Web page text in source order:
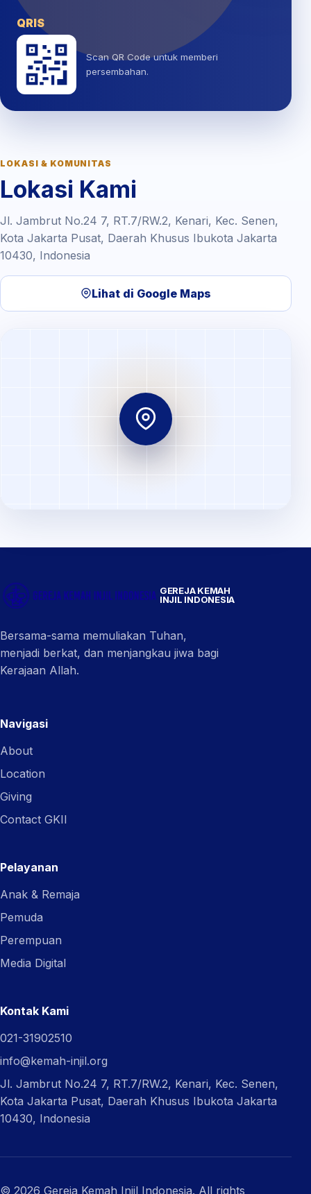
QRIS
Scan QR Code untuk memberi
persembahan.
LOKASI & KOMUNITAS
Lokasi Kami
Jl. Jambrut No.24 7, RT.7/RW.2, Kenari, Kec. Senen,
Kota Jakarta Pusat, Daerah Khusus Ibukota Jakarta
10430, Indonesia
Lihat di Google Maps
GEREJA KEMAH
INJIL INDONESIA
Bersama-sama memuliakan Tuhan,
menjadi berkat, dan menjangkau jiwa bagi
Kerajaan Allah.
Navigasi
About
Location
Giving
Contact GKII
Pelayanan
Anak & Remaja
Pemuda
Perempuan
Media Digital
Kontak Kami
021-31902510
info@kemah-injil.org
Jl. Jambrut No.24 7, RT.7/RW.2, Kenari, Kec. Senen,
Kota Jakarta Pusat, Daerah Khusus Ibukota Jakarta
10430, Indonesia
© 2026 Gereja Kemah Injil Indonesia. All rights